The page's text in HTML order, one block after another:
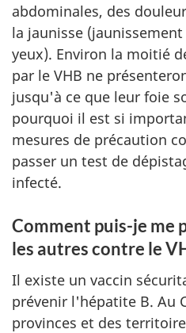
abdominales, des
la jaunisse
yeux). Environ la moitié
par le VHB ne
jusqu'à ce que leur foie
pourquoi il est si
mesures de précaution
passer un test de
infecté.
Comment puis-je me
les autres contre le
Il existe un vaccin
prévenir l'hépatite B. Au
provinces et des